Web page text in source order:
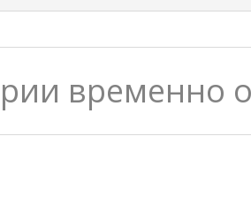
временно